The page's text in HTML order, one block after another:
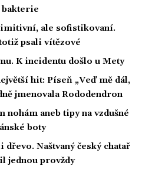
bakterie
ale sofistikovaní.
psali vítězové
K incidentu došlo u Mety
hit: Píseň „Veď mě dál,
jmenovala Rododendron
nohám aneb tipy na vzdušné
boty
Naštvaný český chatař
jednou provždy